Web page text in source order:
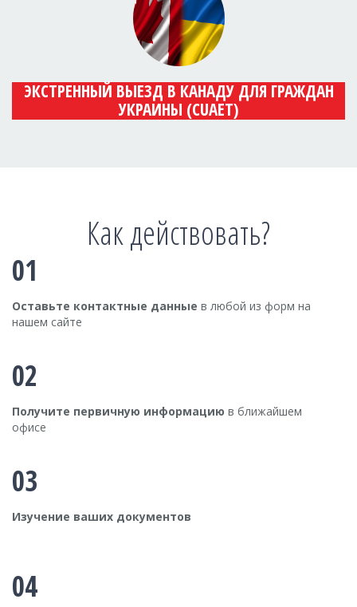
ЭКСТРЕННЫЙ ВЫЕЗД В КАНАДУ ДЛЯ ГРАЖДАН
УКРАИНЫ (CUAET)
Как действовать?
01
Оставьте контактные данные в любой из форм на
нашем сайте
02
Получите первичную информацию в ближайшем
офисе
03
Изучение ваших документов
04